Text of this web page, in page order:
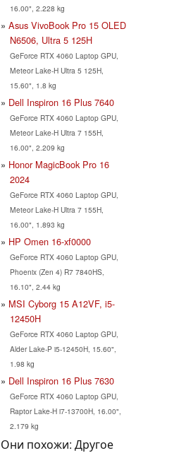
16.00", 2.228 kg
Asus VivoBook Pro 15 OLED
N6506, Ultra 5 125H
GeForce RTX 4060 Laptop GPU,
Meteor Lake-H Ultra 5 125H,
15.60", 1.8 kg
Dell Inspiron 16 Plus 7640
GeForce RTX 4060 Laptop GPU,
Meteor Lake-H Ultra 7 155H,
16.00", 2.209 kg
Honor MagicBook Pro 16
2024
GeForce RTX 4060 Laptop GPU,
Meteor Lake-H Ultra 7 155H,
16.00", 1.893 kg
HP Omen 16-xf0000
GeForce RTX 4060 Laptop GPU,
Phoenix (Zen 4) R7 7840HS,
16.10", 2.44 kg
MSI Cyborg 15 A12VF, i5-
12450H
GeForce RTX 4060 Laptop GPU,
Alder Lake-P i5-12450H, 15.60",
1.98 kg
Dell Inspiron 16 Plus 7630
GeForce RTX 4060 Laptop GPU,
Raptor Lake-H i7-13700H, 16.00",
2.179 kg
Они похожи: Другое